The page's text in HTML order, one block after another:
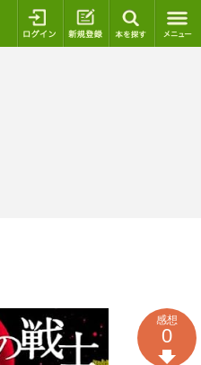
ログイン 新規登録
感想
0